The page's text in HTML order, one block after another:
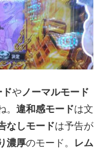
ドやノーマルモード
。 違和感モードは文
なしモードは予告が
濃厚のモード。
レム